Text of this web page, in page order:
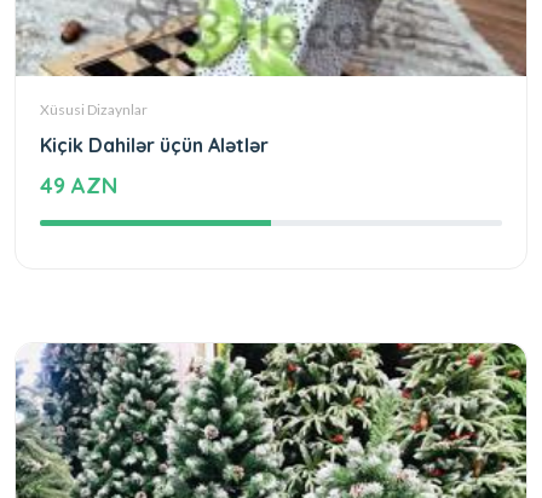
Xüsusi Dizaynlar
Kiçik Dahilər üçün Alətlər
49 AZN